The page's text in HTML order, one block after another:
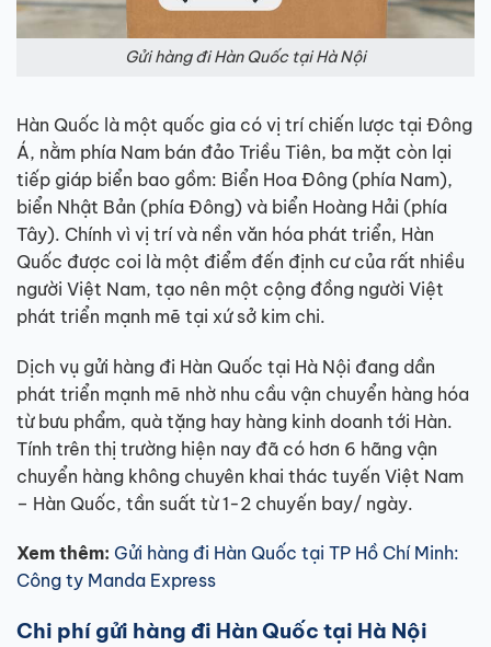
Gửi hàng đi Hàn Quốc tại Hà Nội
Hàn Quốc là một quốc gia có vị trí chiến lược tại Đông
Á, nằm phía Nam bán đảo Triều Tiên, ba mặt còn lại
tiếp giáp biển bao gồm: Biển Hoa Đông (phía Nam),
biển Nhật Bản (phía Đông) và biển Hoàng Hải (phía
Tây). Chính vì vị trí và nền văn hóa phát triển, Hàn
Quốc được coi là một điểm đến định cư của rất nhiều
người Việt Nam, tạo nên một cộng đồng người Việt
phát triển mạnh mẽ tại xứ sở kim chi.
Dịch vụ gửi hàng đi Hàn Quốc tại Hà Nội đang dần
phát triển mạnh mẽ nhờ nhu cầu vận chuyển hàng hóa
từ bưu phẩm, quà tặng hay hàng kinh doanh tới Hàn.
Tính trên thị trường hiện nay đã có hơn 6 hãng vận
chuyển hàng không chuyên khai thác tuyến Việt Nam
– Hàn Quốc, tần suất từ 1-2 chuyến bay/ ngày.
Xem thêm: Gửi hàng đi Hàn Quốc tại TP Hồ Chí Minh:
Công ty Manda Express
Chi phí gửi hàng đi Hàn Quốc tại Hà Nội